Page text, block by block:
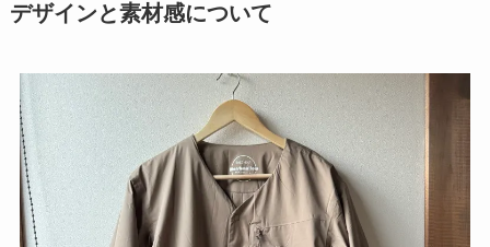
デザインと素材感について